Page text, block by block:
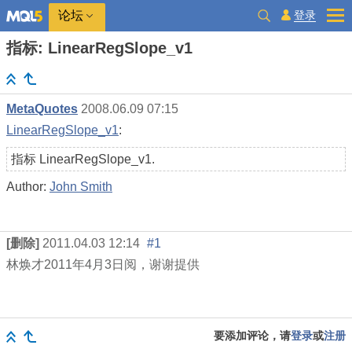
论坛 登录
指标: LinearRegSlope_v1
MetaQuotes 2008.06.09 07:15
LinearRegSlope_v1:
指标 LinearRegSlope_v1.
Author: John Smith
[删除] 2011.04.03 12:14 #1
林焕才2011年4月 3日阅，谢谢提供
要添加评论，请登录或注册